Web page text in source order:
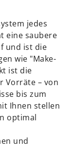
jedes
eine saubere
und ist die
wie "Make-
ist die
Vorräte – von
bis zum
Ihnen stellen
optimal
und